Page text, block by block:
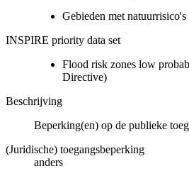
Gebieden met natuurrisico's
INSPIRE priority data set
Flood risk zones low
Directive)
Beschrijving
Beperking(en) op de publieke
(Juridische) toegangsbeperking
anders